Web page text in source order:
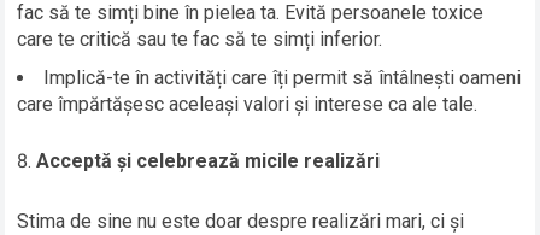
fac să te simți bine în pielea ta. Evită persoanele toxice
care te critică sau te fac să te simți inferior.
Implică-te în activități care îți permit să întâlnești oameni
care împărtășesc aceleași valori și interese ca ale tale.
Acceptă și celebrează micile realizări
Stima de sine nu este doar despre realizări mari, ci și